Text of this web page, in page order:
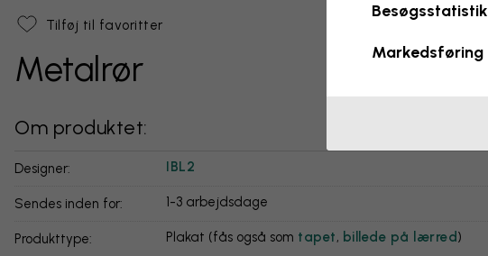
Tilføj til favoritter
Metalrør
Om produktet:
Designer: IBL2
Sendes inden for: 1-3 arbejdsdage
Produkttype: Plakat (fås også som tapet, billede på lærred)
Besøgsstatistik
Markedsføring